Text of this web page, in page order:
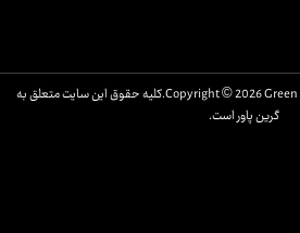
© Copyright © 2026 Green power Co.All Rights Reserved.کلیه حقوق این سایت متعلق به
گرین پاور است.